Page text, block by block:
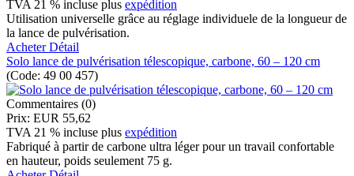
TVA 21 % incluse plus expédition
Utilisation universelle grâce au réglage individuele de la longueur de
la lance de pulvérisation.
AcheterDétail
Solo lance de pulvérisation télescopique, carbone, 60 – 120 cm
(Code: 49 00 457)
Commentaires (0)
Prix: EUR 55,62
TVA 21 % incluse plus expédition
Fabriqué à partir de carbone ultra léger pour un travail confortable
en hauteur, poids seulement 75 g.